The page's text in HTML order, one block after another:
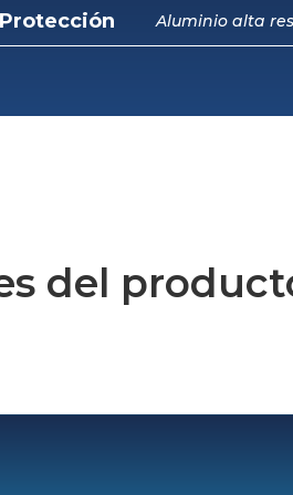
Protección Aluminio alta
del